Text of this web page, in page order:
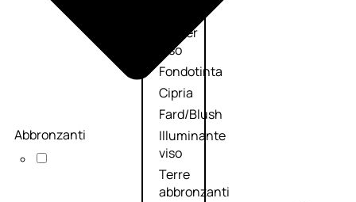
Primer
viso
Fondotinta
Cipria
Fard/Blush
Illuminante
viso
Terre
abbronzanti
Abbronzanti